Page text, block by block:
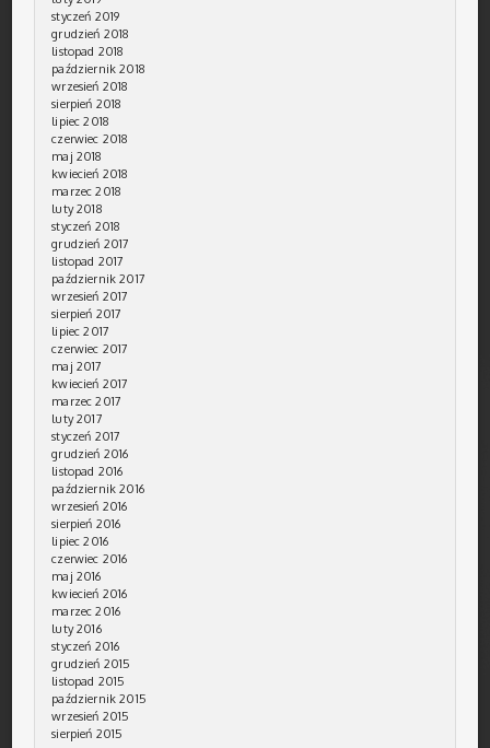
styczeń 2019
grudzień 2018
listopad 2018
październik 2018
wrzesień 2018
sierpień 2018
lipiec 2018
czerwiec 2018
maj 2018
kwiecień 2018
marzec 2018
luty 2018
styczeń 2018
grudzień 2017
listopad 2017
październik 2017
wrzesień 2017
sierpień 2017
lipiec 2017
czerwiec 2017
maj 2017
kwiecień 2017
marzec 2017
luty 2017
styczeń 2017
grudzień 2016
listopad 2016
październik 2016
wrzesień 2016
sierpień 2016
lipiec 2016
czerwiec 2016
maj 2016
kwiecień 2016
marzec 2016
luty 2016
styczeń 2016
grudzień 2015
listopad 2015
październik 2015
wrzesień 2015
sierpień 2015